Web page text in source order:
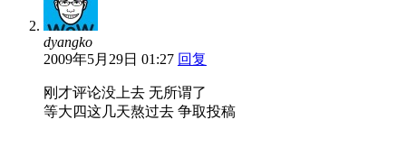
dyangko
2009年5月29日 01:27 回复
刚才评论没上去 无所谓了
等大四这几天熬过去 争取投稿